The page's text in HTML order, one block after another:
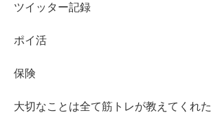
ツイッター記録
ポイ活
保険
大切なことは全て筋トレが教えてくれた